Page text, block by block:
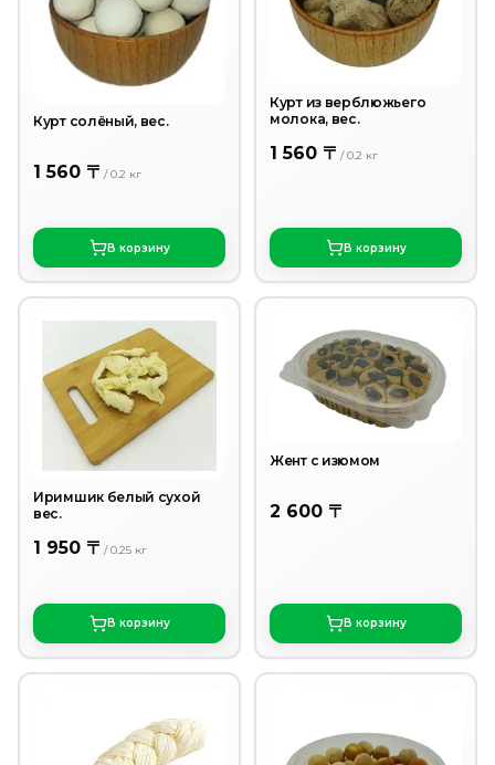
Курт солёный, вес.
1 560 〒 /0.2 кг
В корзину
Курт из верблюжьего
молока, вес.
1 560 〒 /0.2 кг
В корзину
Иримшик белый сухой
вес.
1 950 〒 /0.25 кг
В корзину
Жент с изюмом
2 600 〒
В корзину